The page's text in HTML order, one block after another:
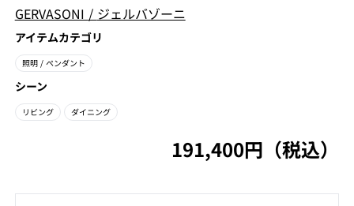
GERVASONI / ジェルバゾーニ
アイテムカテゴリ
照明 / ペンダント
シーン
リビング ダイニング
191,400円（税込）